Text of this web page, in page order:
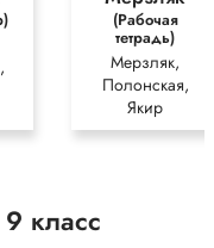
(Рабочая
тетрадь)
Мерзляк,
Полонская,
Якир
класс